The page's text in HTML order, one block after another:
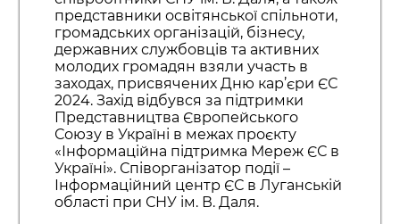
представники освітянської спільноти,
громадських організацій, бізнесу,
державних службовців та активних
молодих громадян взяли участь в
заходах, присвячених Дню кар’єри ЄС
2024. Захід відбувся за підтримки
Представництва Європейського
Союзу в Україні в межах проєкту
«Інформаційна підтримка Мереж ЄС в
Україні». Співорганізатор події –
Інформаційний центр ЄС в Луганській
області при СНУ ім. В. Даля.